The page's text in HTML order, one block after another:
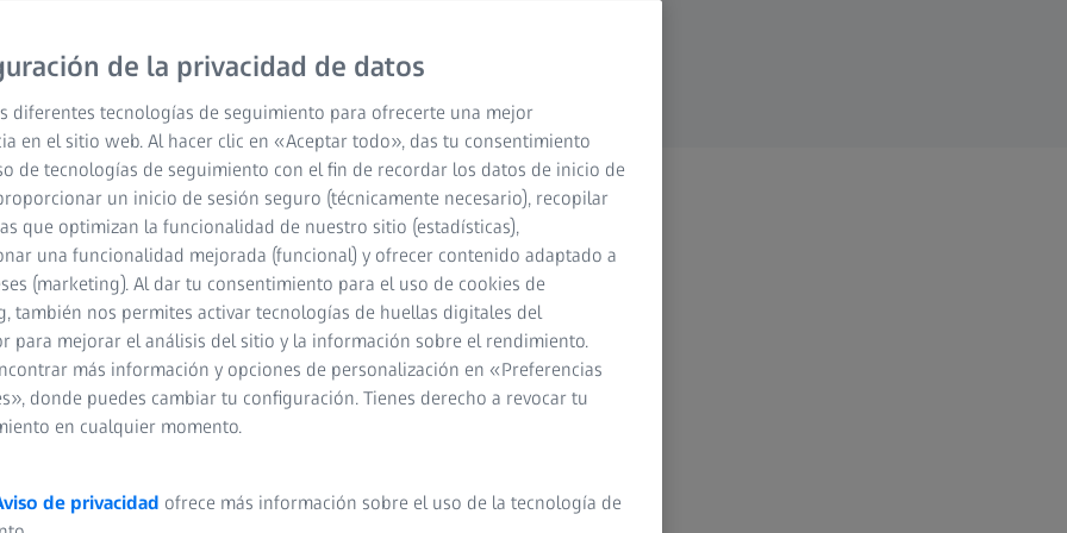
estamos aquí para ayudarte a encontrar el camino
prácticas o un programa de estudios dual, te ofrecemos
Explora las oportunidades y da el primer paso hacia una
de la privacidad de datos
diferentes tecnologías de seguimiento para ofrecerte una mejor
en el sitio web. Al hacer clic en «Aceptar todo», das tu consentimiento
de tecnologías de seguimiento con el fin de recordar los datos de inicio de
un inicio de sesión seguro (técnicamente necesario), recopilar
que optimizan la funcionalidad de nuestro sitio (estadísticas),
una funcionalidad mejorada (funcional) y ofrecer contenido adaptado a
(marketing). Al dar tu consentimiento para el uso de cookies de
también nos permites activar tecnologías de huellas digitales del
para mejorar el análisis del sitio y la información sobre el rendimiento.
más información y opciones de personalización en «Preferencias
donde puedes cambiar tu configuración. Tienes derecho a revocar tu
en cualquier momento.
de privacidad ofrece más información sobre el uso de la tecnología de